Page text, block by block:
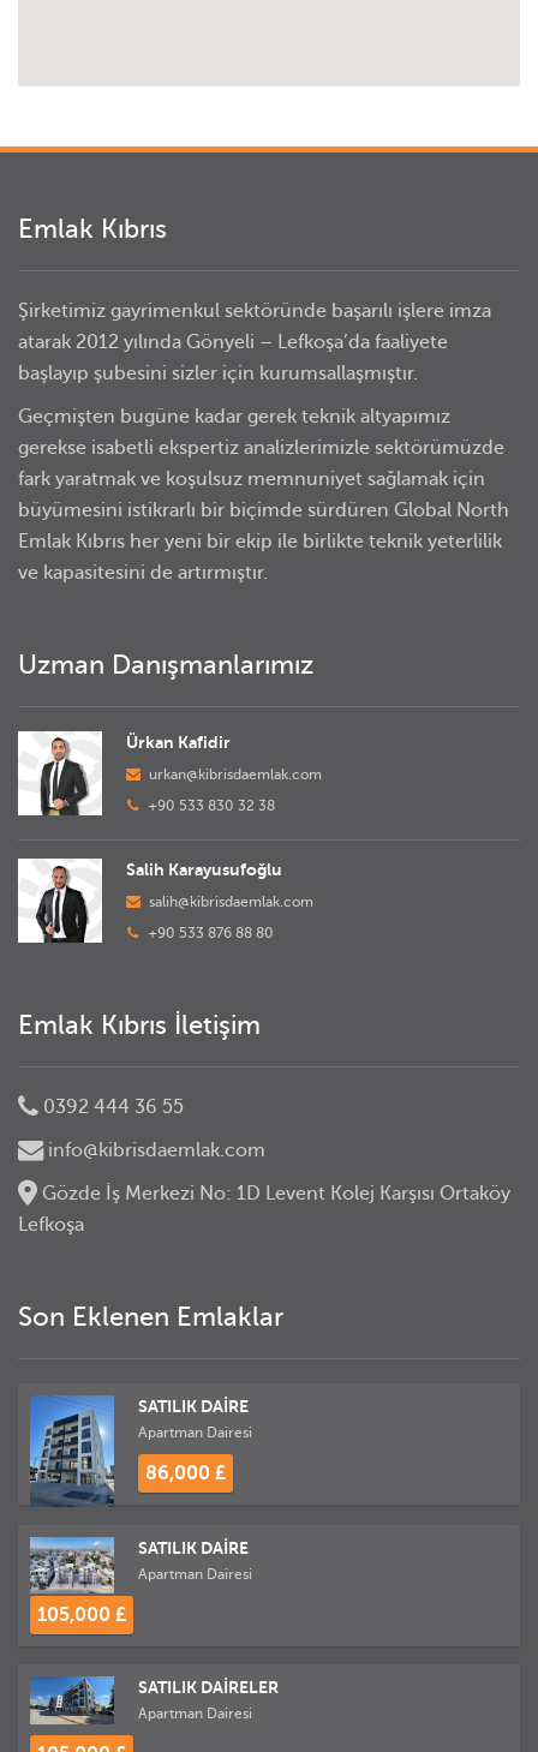
Emlak Kıbrıs
Şirketimiz gayrimenkul sektöründe başarılı işlere imza
atarak 2012 yılında Gönyeli – Lefkoşa’da faaliyete
başlayıp şubesini sizler için kurumsallaşmıştır.
Geçmişten bugüne kadar gerek teknik altyapımız
gerekse isabetli ekspertiz analizlerimizle sektörümüzde
fark yaratmak ve koşulsuz memnuniyet sağlamak için
büyümesini istikrarlı bir biçimde sürdüren Global North
Emlak Kıbrıs her yeni bir ekip ile birlikte teknik yeterlilik
ve kapasitesini de artırmıştır.
Uzman Danışmanlarımız
Ürkan Kafidir
urkan@kibrisdaemlak.com
+90 533 830 32 38
Salih Karayusufoğlu
salih@kibrisdaemlak.com
+90 533 876 88 80
Emlak Kıbrıs İletişim
0392 444 36 55
info@kibrisdaemlak.com
Gözde İş Merkezi No: 1D Levent Kolej Karşısı Ortaköy
Lefkoşa
Son Eklenen Emlaklar
SATILIK DAİRE
Apartman Dairesi
86,000 £
SATILIK DAİRE
Apartman Dairesi
105,000 £
SATILIK DAİRELER
Apartman Dairesi